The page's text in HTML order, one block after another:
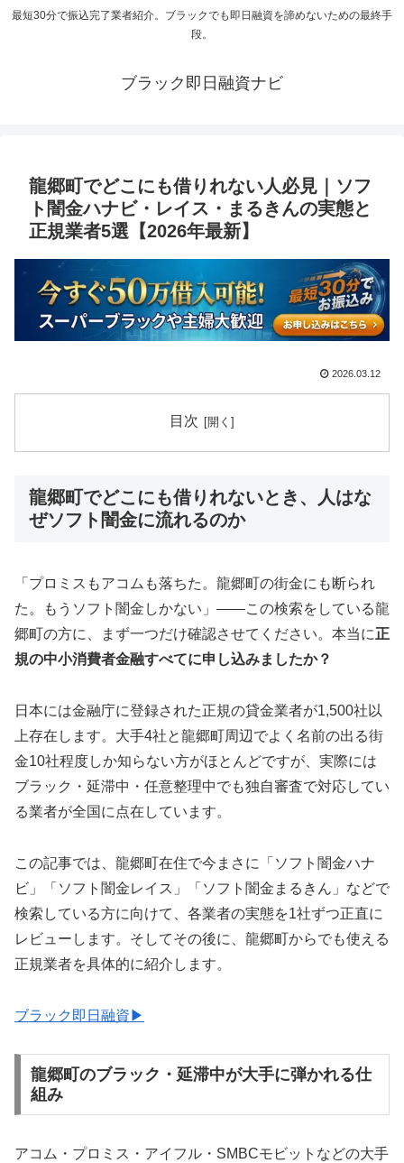
最短30分で振込完了業者紹介。ブラックでも即日融資を諦めないための最終手
段。
ブラック即日融資ナビ
龍郷町でどこにも借りれない人必見｜ソフ
ト闇金ハナビ・レイス・まるきんの実態と
正規業者5選【2026年最新】
2026.03.12
目次
龍郷町でどこにも借りれないとき、人はな
ぜソフト闇金に流れるのか
「プロミスもアコムも落ちた。龍郷町の街金にも断られ
た。もうソフト闇金しかない」——この検索をしている龍
郷町の方に、まず一つだけ確認させてください。本当に正
規の中小消費者金融すべてに申し込みましたか？
日本には金融庁に登録された正規の貸金業者が1,500社以
上存在します。大手4社と龍郷町周辺でよく名前の出る街
金10社程度しか知らない方がほとんどですが、実際には
ブラック・延滞中・任意整理中でも独自審査で対応してい
る業者が全国に点在しています。
この記事では、龍郷町在住で今まさに「ソフト闇金ハナ
ビ」「ソフト闇金レイス」「ソフト闇金まるきん」などで
検索している方に向けて、各業者の実態を1社ずつ正直に
レビューします。そしてその後に、龍郷町からでも使える
正規業者を具体的に紹介します。
ブラック即日融資▶
龍郷町のブラック・延滞中が大手に弾かれる仕
組み
アコム・プロミス・アイフル・SMBCモビットなどの大手